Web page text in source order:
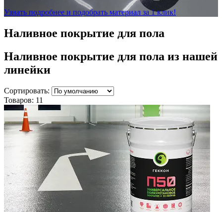
Узнать подробнее и подобрать материал за 1 клик!
Наливное покрытие для пола
Наливное покрытие для пола из нашей
линейки
Сортировать:
Товаров: 11